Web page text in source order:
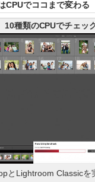
CPUでココまで変わる
10種類のCPUでチェッ
とLightroom Classicを